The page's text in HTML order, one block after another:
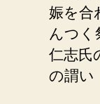
娠を合
んつく
仁志氏
の謂い